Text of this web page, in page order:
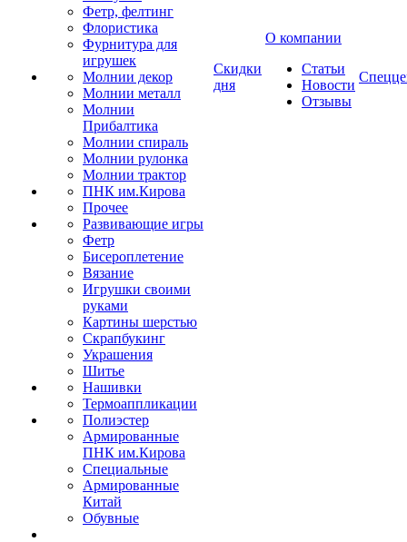
Фетр, фелтинг
Флористика
Фурнитура для
игрушек
Молнии декор
Молнии металл
Молнии
Прибалтика
Молнии спираль
Молнии рулонка
Молнии трактор
ПНК им.Кирова
Прочее
Развивающие игры
Фетр
Бисероплетение
Вязание
Игрушки своими
руками
Картины шерстью
Скрапбукинг
Украшения
Шитье
Нашивки
Термоаппликации
Полиэстер
Армированные
ПНК им.Кирова
Специальные
Армированные
Китай
Обувные
Скидки
дня
О компании
Статьи
Новости
Отзывы